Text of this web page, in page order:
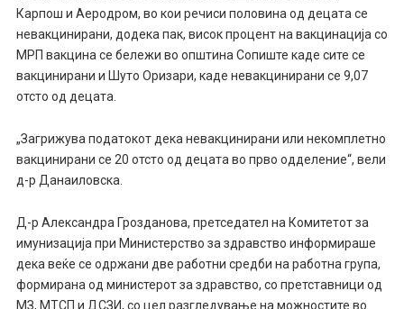
Карпош и Аеродром, во кои речиси половина од децата се
невакцинирани, додека пак, висок процент на вакцинација со
МРП вакцина се бележи во општина Сопиште каде сите се
вакцинирани и Шуто Оризари, каде невакцинирани се 9,07
отсто од децата.
„Загрижува податокот дека невакцинирани или некомплетно
вакцинирани се 20 отсто од децата во прво одделение“, вели
д-р Данаиловска.
Д-р Александра Грозданова, претседател на Комитетот за
имунизација при Министерство за здравство информираше
дека веќе се одржани две работни средби на работна група,
формирана од министерот за здравство, со претставници од
МЗ, МТСП и ДСЗИ, со цел разгледување на можностите во